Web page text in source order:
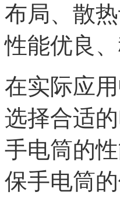
布局、散
性能优良
在实际应
选择合适
手电筒的
保手电筒